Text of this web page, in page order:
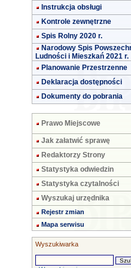
Instrukcja obsługi
Kontrole zewnętrzne
Spis Rolny 2020 r.
Narodowy Spis
Ludności i Mieszkań 2021 r.
Planowanie Przestrzenne
Deklaracja dostępności
Dokumenty do pobrania
Prawo Miejscowe
Jak załatwić sprawę
Redaktorzy Strony
Statystyka odwiedzin
Statystyka czytalności
Wyszukaj urzędnika
Rejestr zmian
Mapa serwisu
Wyszukiwarka